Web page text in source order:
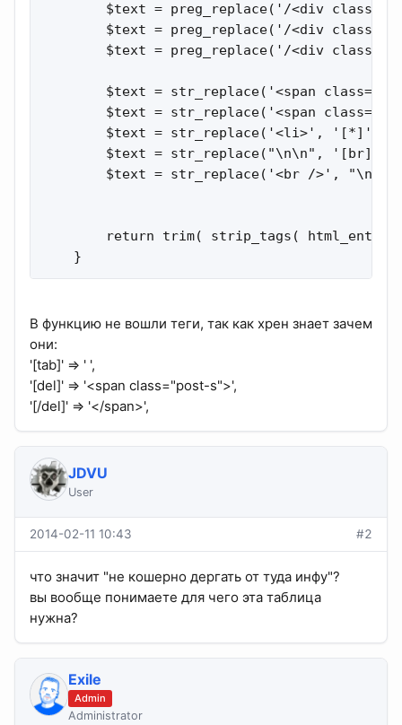
$text = preg_replace('/<div
$text = preg_replace('/<div
$text = preg_replace('/<div
$text = str_replace('<span
$text = str_replace('<span
$text = str_replace('<li>', '[*]',
$text = str_replace("\n\n", '[br]',
$text = str_replace('<br />', "\n",
return trim( strip_tags(
    }
В функцию не вошли теги, так как хрен знает зачем
они:
'[tab]' => ' ',
'[del]' => '<span class="post-s">',
'[/del]' => '</span>',
JDVU
User
2014-02-11 10:43 #2
что значит "не кошерно дергать от туда инфу"?
вы вообще понимаете для чего эта таблица
нужна?
Exile
Admin
Administrator